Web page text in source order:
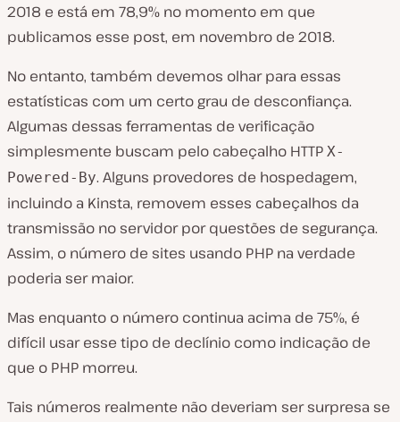
2018 e está em 78,9% no momento em que
publicamos esse post, em novembro de 2018.
No entanto, também devemos olhar para essas
estatísticas com um certo grau de desconfiança.
Algumas dessas ferramentas de verificação
simplesmente buscam pelo cabeçalho HTTP X-
Powered-By. Alguns provedores de hospedagem,
incluindo a Kinsta, removem esses cabeçalhos da
transmissão no servidor por questões de segurança.
Assim, o número de sites usando PHP na verdade
poderia ser maior.
Mas enquanto o número continua acima de 75%, é
difícil usar esse tipo de declínio como indicação de
que o PHP morreu.
Tais números realmente não deveriam ser surpresa se